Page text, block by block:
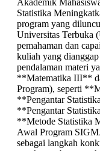
Statistika
program yang
Universitas Terbuka
pemahaman dan
kuliah yang
pendalaman materi
**Matematika III**
Program), seperti
**Pengantar
**Pengantar
**Metode Statistika
Awal Program
sebagai langkah